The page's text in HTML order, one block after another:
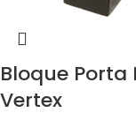
Bloque Porta
Vertex